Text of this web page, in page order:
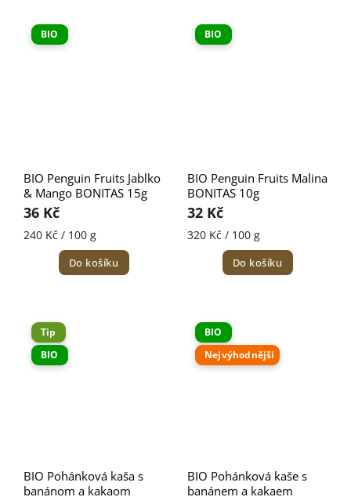
BIO
BIO Penguin Fruits Jablko
& Mango BONITAS 15g
36 Kč
240 Kč / 100 g
Do košíku
BIO
BIO Penguin Fruits Malina
BONITAS 10g
32 Kč
320 Kč / 100 g
Do košíku
Tip
BIO
BIO Pohánková kaša s
banánom a kakaom
BIO
Nejvýhodnější
BIO Pohánková kaše s
banánem a kakaem